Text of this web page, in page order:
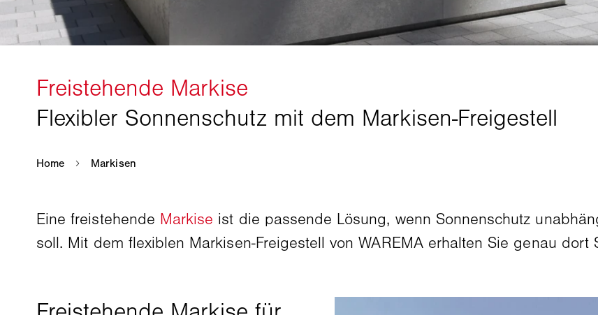
Eine freistehende Markise ist die passende Lösung, wenn Sonnenschutz
soll. Mit dem flexiblen Markisen-Freigestell von WAREMA erhalten Sie genau dort